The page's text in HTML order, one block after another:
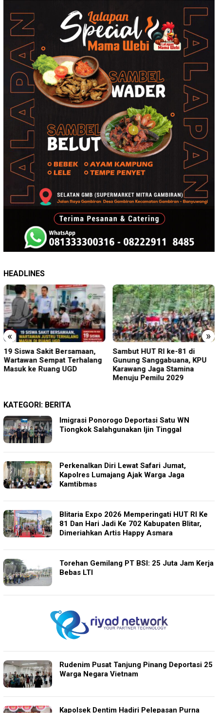
HEADLINES
« »
19 Siswa Sakit Bersamaan,
Wartawan Sempat Terhalang
Masuk ke Ruang UGD
Sambut HUT RI ke-81 di
Gunung Sanggabuana, KPU
Karawang Jaga Stamina
Menuju Pemilu 2029
KATEGORI: BERITA
Imigrasi Ponorogo Deportasi Satu WN
Tiongkok Salahgunakan Ijin Tinggal
Perkenalkan Diri Lewat Safari Jumat,
Kapolres Lumajang Ajak Warga Jaga
Kamtibmas
Blitaria Expo 2026 Memperingati HUT RI Ke
81 Dan Hari Jadi Ke 702 Kabupaten Blitar,
Dimeriahkan Artis Happy Asmara
Torehan Gemilang PT BSI: 25 Juta Jam Kerja
Bebas LTI
Rudenim Pusat Tanjung Pinang Deportasi 25
Warga Negara Vietnam
Kapolsek Dentim Hadiri Pelepasan Purna